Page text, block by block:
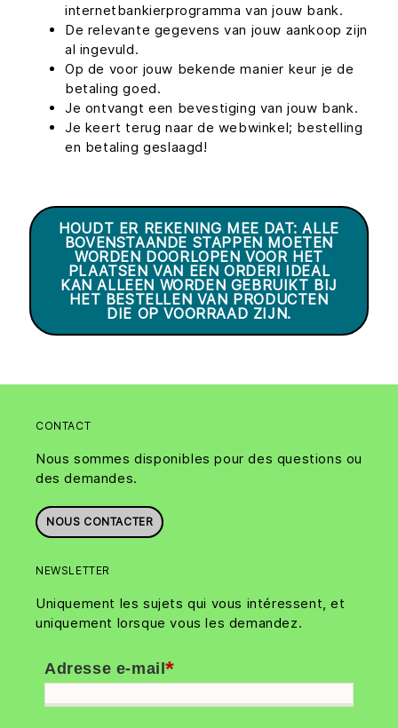
internetbankierprogramma van jouw bank.
De relevante gegevens van jouw aankoop zijn
al ingevuld.
Op de voor jouw bekende manier keur je de
betaling goed.
Je ontvangt een bevestiging van jouw bank.
Je keert terug naar de webwinkel; bestelling
en betaling geslaagd!
HOUDT ER REKENING MEE DAT: ALLE
BOVENSTAANDE STAPPEN MOETEN
WORDEN DOORLOPEN VOOR HET
PLAATSEN VAN EEN ORDER! IDEAL
KAN ALLEEN WORDEN GEBRUIKT BIJ
HET BESTELLEN VAN PRODUCTEN
DIE OP VOORRAAD ZIJN.
CONTACT
Nous sommes disponibles pour des questions ou
des demandes.
NOUS CONTACTER
NEWSLETTER
Uniquement les sujets qui vous intéressent, et
uniquement lorsque vous les demandez.
*
Adresse e-mail